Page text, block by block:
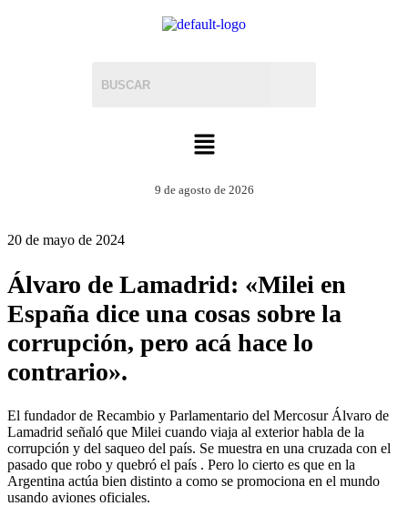
9 de agosto de 2026
20 de mayo de 2024
Álvaro de Lamadrid: «Milei en
España dice una cosas sobre la
corrupción, pero acá hace lo
contrario».
El fundador de Recambio y Parlamentario del Mercosur Álvaro de
Lamadrid señaló que Milei cuando viaja al exterior habla de la
corrupción y del saqueo del país. Se muestra en una cruzada con el
pasado que robo y quebró el país . Pero lo cierto es que en la
Argentina actúa bien distinto a como se promociona en el mundo
usando aviones oficiales.